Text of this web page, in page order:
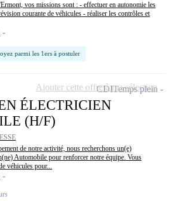
vos missions sont : - effectuer en autonomie les
courante de véhicules - réaliser les contrôles et
parmi les 1ers à postuler
ÉLECTRICIEN
(H/F)
de notre activité, nous recherchons un(e)
Automobile pour renforcer notre équipe. Vous
véhicules pour...
CDITemps plein
Ajouter cette offre à ma sélection